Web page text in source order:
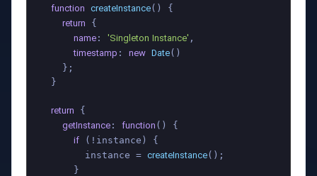
function createInstance( ) {
return {
name : 'Singleton Instance' ,
timestamp : new Date()
    };
  }
return {
getInstance : function ( ) {
if (!instance) {
        instance =
createInstance();
      }